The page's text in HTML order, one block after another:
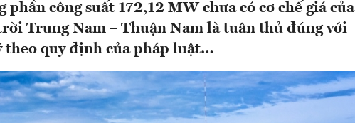
phần công suất 172,12 MW chưa có cơ chế giá của
Trung Nam – Thuận Nam là tuân thủ đúng với
theo quy định của pháp luật…